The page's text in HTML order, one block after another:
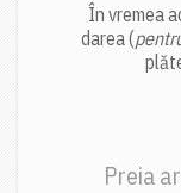
În vremea
darea (
Preia